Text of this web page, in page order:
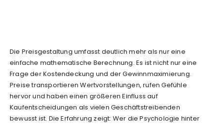
Die Preisgestaltung umfasst deutlich mehr als nur eine
einfache mathematische Berechnung. Es ist nicht nur eine
Frage der Kostendeckung und der Gewinnmaximierung.
Preise transportieren Wertvorstellungen, rufen Gefühle
hervor und haben einen größeren Einfluss auf
Kaufentscheidungen als vielen Geschäftstreibenden
bewusst ist. Die Erfahrung zeigt: Wer die Psychologie hinter